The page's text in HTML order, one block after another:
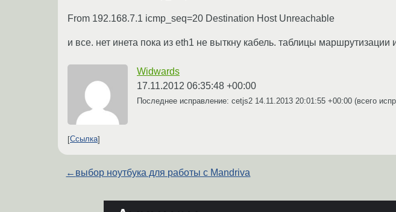
From 192.168.7.1 icmp_seq=20 Destination Host Unreachable
и все. нет инета пока из eth1 не выткну кабель. таблицы
Widwards
17.11.2012 06:35:48 +00:00
Последнее исправление: cetjs2 14.11.2013 20:01:55 +00:00 (всего
Ссылка
← выбор ноутбука для работы с Mandriva